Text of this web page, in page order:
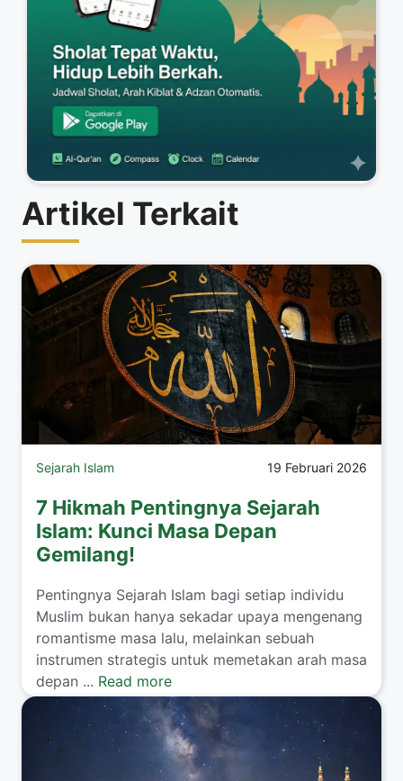
Artikel Terkait
Sejarah Islam 19 Februari 2026
7 Hikmah Pentingnya Sejarah
Islam: Kunci Masa Depan
Gemilang!
Pentingnya Sejarah Islam bagi setiap individu
Muslim bukan hanya sekadar upaya mengenang
romantisme masa lalu, melainkan sebuah
instrumen strategis untuk memetakan arah masa
depan ... Read more